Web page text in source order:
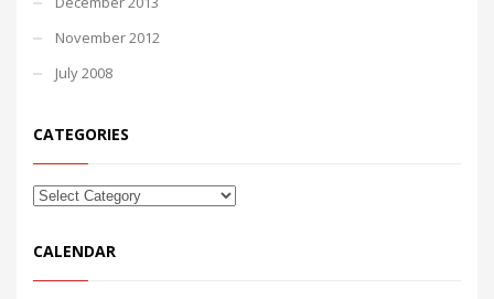
November 2012
July 2008
CATEGORIES
CALENDAR